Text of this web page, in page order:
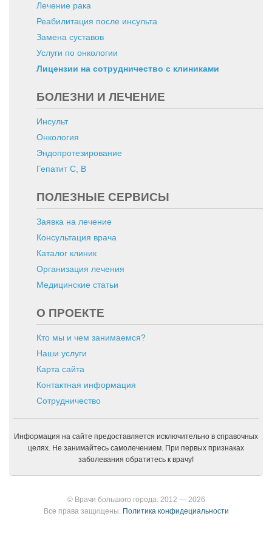
Лечение рака
Реабилитация после инсульта
Замена суставов
Услуги по онкологии
Лицензии на сотрудничество с клиниками
БОЛЕЗНИ И ЛЕЧЕНИЕ
Инсульт
Онкология
Эндопротезирование
Гепатит C, B
ПОЛЕЗНЫЕ СЕРВИСЫ
Заявка на лечение
Консультация врача
Каталог клиник
Организация лечения
Медицинские статьи
О ПРОЕКТЕ
Кто мы и чем занимаемся?
Наши услуги
Карта сайта
Контактная информация
Сотрудничество
Информация на сайте предоставляется исключительно в справочных
целях. Не занимайтесь самолечением. При первых признаках
заболевания обратитесь к врачу!
© Врачи большого города. 2012 — 2026
Все права защищены.Политика конфидециальности